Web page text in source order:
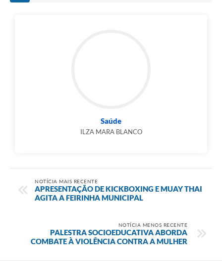
Saúde
ILZA MARA BLANCO
NOTÍCIA MAIS RECENTE
APRESENTAÇÃO DE KICKBOXING E MUAY THAI
AGITA A FEIRINHA MUNICIPAL
NOTÍCIA MENOS RECENTE
PALESTRA SOCIOEDUCATIVA ABORDA
COMBATE À VIOLÊNCIA CONTRA A MULHER